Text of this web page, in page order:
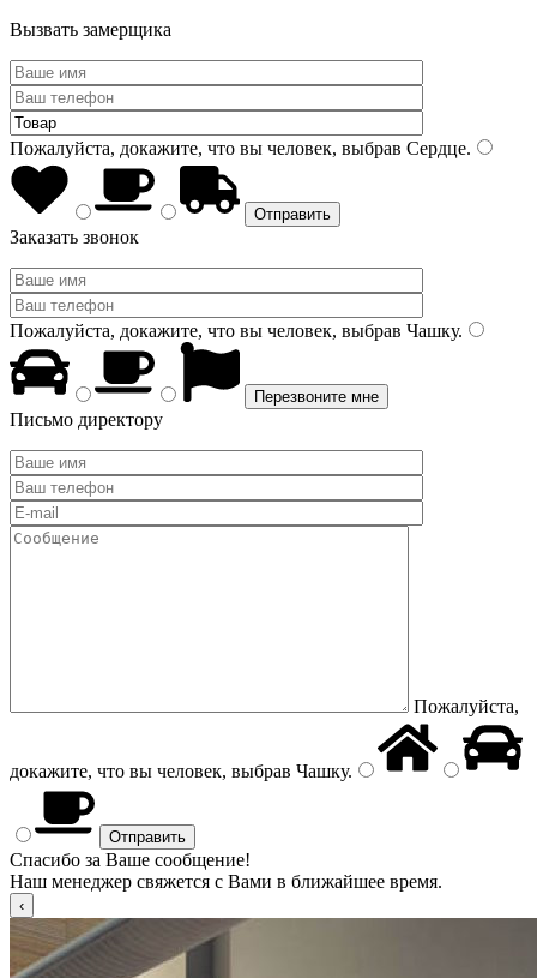
Вызвать замерщика
Пожалуйста, докажите, что вы человек, выбрав Сердце.
Заказать звонок
Пожалуйста, докажите, что вы человек, выбрав Чашку.
Письмо директору
Пожалуйста,
докажите, что вы человек, выбрав Чашку.
Спасибо за Ваше сообщение!
Наш менеджер свяжется с Вами в ближайшее время.